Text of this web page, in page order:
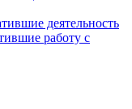
деятельность
работу с